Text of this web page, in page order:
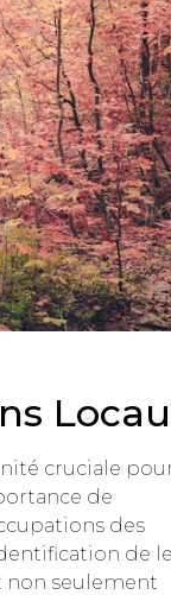
cruciale
de
des
de
non seulement